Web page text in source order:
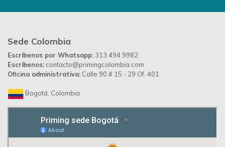
Sede Colombia
Escríbenos por Whatsapp: 313 494 9982
Escríbenos: contacto@primingcolombia.com
Oficina administrativa: Calle 90 # 15 - 29 Of. 401
Bogotá, Colombia